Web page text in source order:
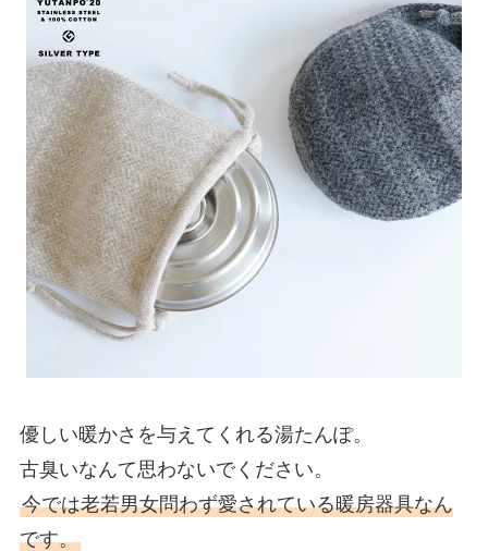
優しい暖かさを与えてくれる湯たんぽ。
古臭いなんて思わないでください。
今では老若男女問わず愛されている暖房器具なん
です。